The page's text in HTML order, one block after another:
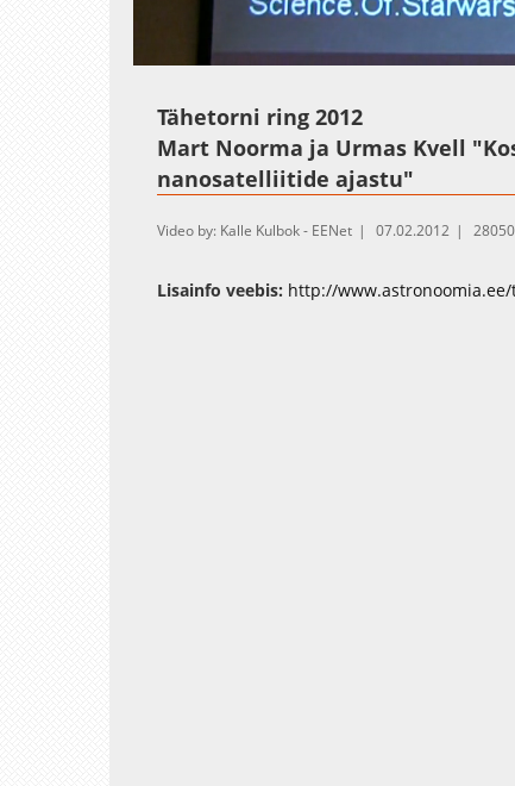
UnmuteLoaded
Tähetorni ring 2012
Mart Noorma ja Urmas Kvell
nanosatelliitide ajastu"
Video by: Kalle Kulbok - EENet 07.02.2012
Lisainfo veebis: http://